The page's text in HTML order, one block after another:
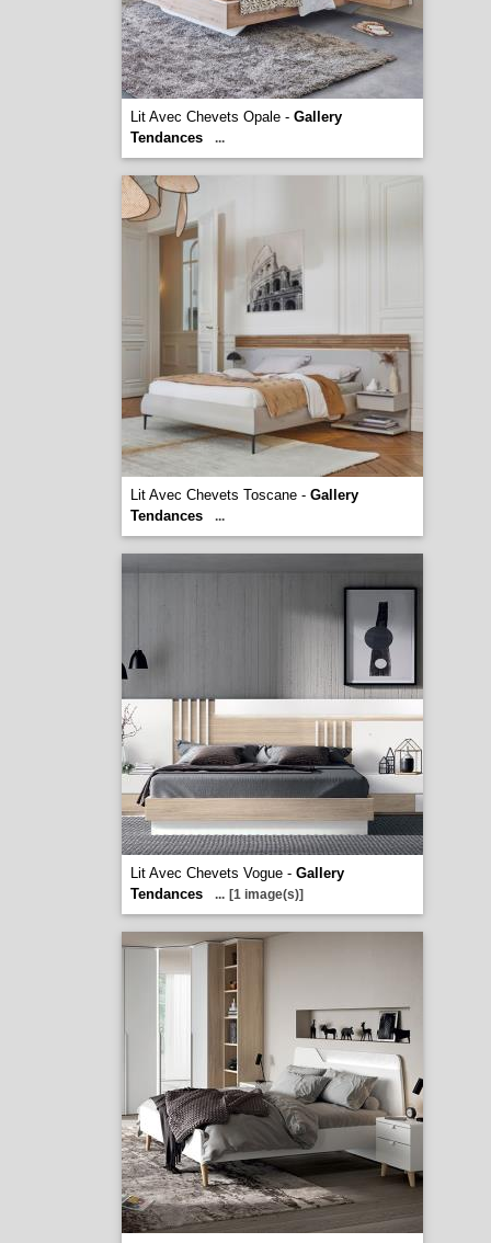
Lit Avec Chevets Opale - Gallery
Tendances
...
Lit Avec Chevets Toscane - Gallery
Tendances
...
Lit Avec Chevets Vogue - Gallery
Tendances
... [1 image(s)]